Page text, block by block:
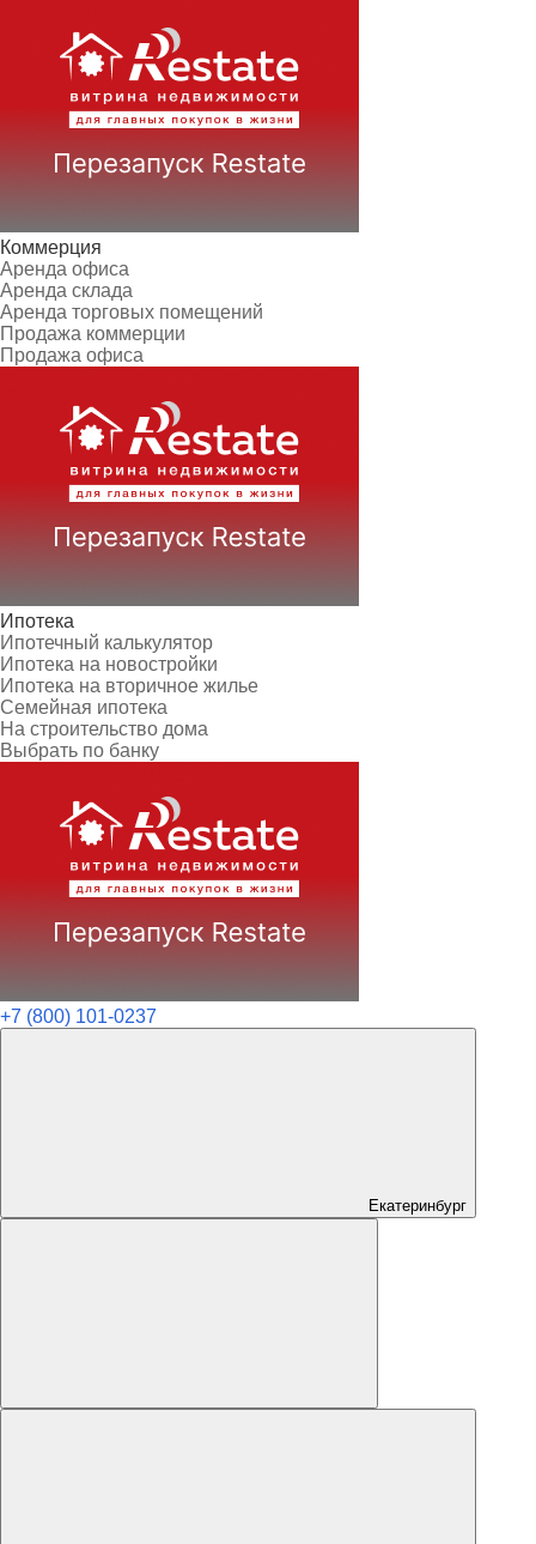
Коммерция
Аренда офиса
Аренда склада
Аренда торговых помещений
Продажа коммерции
Продажа офиса
Ипотека
Ипотечный калькулятор
Ипотека на новостройки
Ипотека на вторичное жилье
Семейная ипотека
На строительство дома
Выбрать по банку
+7 (800) 101-0237
Екатеринбург